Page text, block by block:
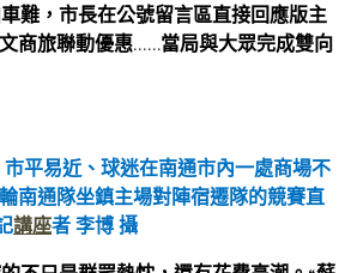
難，市長在公號留言區直接回應版主
商旅聯動優惠……當局與大眾完成雙向
市平易近、球迷在南通市內一處商場不
南通隊坐鎮主場對陣宿遷隊的競賽直
講座者 李博 攝